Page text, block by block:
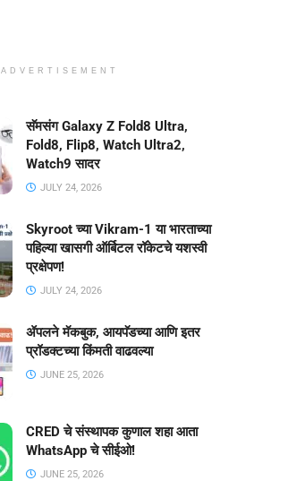
ADVERTISEMENT
सॅमसंग Galaxy Z Fold8 Ultra,
Fold8, Flip8, Watch Ultra2,
Watch9 सादर
JULY 24, 2026
Skyroot च्या Vikram-1 या भारताच्या
पहिल्या खासगी ऑर्बिटल रॉकेटचे यशस्वी
प्रक्षेपण!
JULY 24, 2026
ॲपलने मॅकबुक, आयपॅडच्या आणि इतर
प्रॉडक्टच्या किंमती वाढवल्या
JUNE 25, 2026
CRED चे संस्थापक कुणाल शहा आता
WhatsApp चे सीईओ!
JUNE 25, 2026